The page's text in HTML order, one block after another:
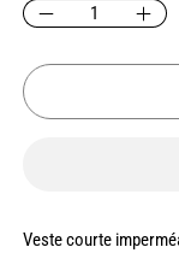
Veste courte